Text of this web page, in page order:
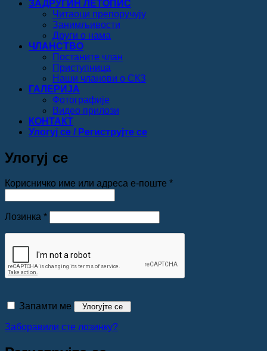
ЗАДРУГИН ЛЕТОПИС
Читаоци препоручују
Занимљивости
Други о нама
ЧЛАНСТВО
Постаните члан
Приступница
Наши чланови о СКЗ
ГАЛЕРИЈА
Фотографије
Видео прилози
КОНТАКТ
Улогуј се / Региструјте се
Улогуј се
Корисничко име или адреса е-поште *Обавезно
Лозинка *Обавезно
Запамти ме Улогујте се
Заборавили сте лозинку?